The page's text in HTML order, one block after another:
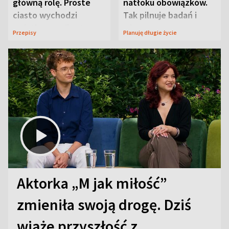
ciasto wychodzi
wyjątkowo wilgotne
Przepisy
Tak pilnuje badań i
wizyt
Planuję długie życie
Aktorka „M jak miłość”
zmieniła swoją drogę. Dziś